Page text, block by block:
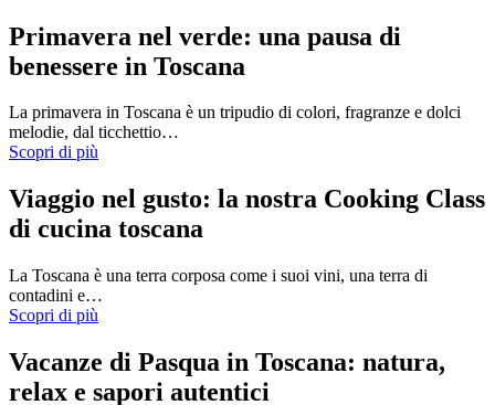
Primavera nel verde: una pausa di
benessere in Toscana
La primavera in Toscana è un tripudio di colori, fragranze e dolci
melodie, dal ticchettio…
Scopri di più
Viaggio nel gusto: la nostra Cooking Class
di cucina toscana
La Toscana è una terra corposa come i suoi vini, una terra di
contadini e…
Scopri di più
Vacanze di Pasqua in Toscana: natura,
relax e sapori autentici